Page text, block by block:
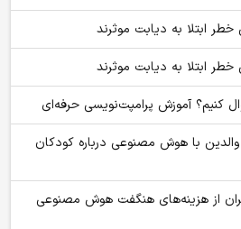
ابتلا به دیابت موثرند
ابتلا به دیابت موثرند
کنیم؟ آموزش پرامپت‌نویسی حرفه‌ای
با هوش مصنوعی درباره کودکان
از هزینه‌های هنگفت هوش مصنوعی